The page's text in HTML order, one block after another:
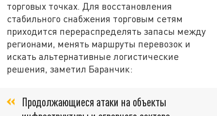
торговых точках. Для восстановления
стабильного снабжения торговым сетям
приходится перераспределять запасы между
регионами, менять маршруты перевозок и
искать альтернативные логистические
решения, заметил Баранчик:
Продолжающиеся атаки на объекты